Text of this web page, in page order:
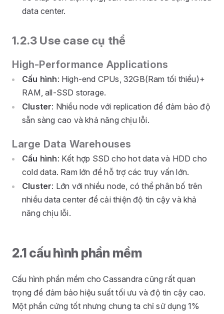
data center.
1.2.3 Use case cụ thể
High-Performance Applications
Cấu hình: High-end CPUs, 32GB(Ram tối thiểu)+
RAM, all-SSD storage.
Cluster: Nhiều node với replication để đảm bảo độ
sẵn sàng cao và khả năng chịu lỗi.
Large Data Warehouses
Cấu hình: Kết hợp SSD cho hot data và HDD cho
cold data. Ram lớn để hỗ trợ các truy vấn lớn.
Cluster: Lớn với nhiều node, có thể phân bố trên
nhiều data center để cải thiện độ tin cậy và khả
năng chịu lỗi.
2.1 cấu hình phần mềm
Cấu hình phần mềm cho Cassandra cũng rất quan
trọng để đảm bảo hiệu suất tối ưu và độ tin cậy cao.
Một phần cứng tốt nhưng chung ta chỉ sử dụng 1%